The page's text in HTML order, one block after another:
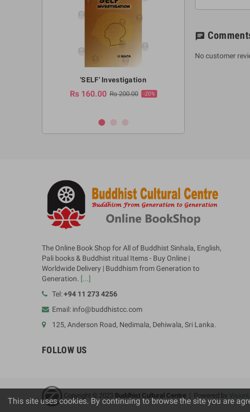
'SELF' Investigation
Rs 160.00 Rs 200.00 -20%
chat
No customer
The Online Book Shop for All of Buddhist Sinhala, English,
Pali books & Buddhist ritual Items - Buy Online |
Worldwide Delivery | Buddhism from Generation to
Generation. [...]
Tel:+94 11 273 4256
Email: info@buddhistcc.com
125, Anderson Road, Nedimala, Dehiwala, Sri Lanka.
FOLLOW US
Copyright © 2023 Buddhist Cultural Centre | Powered by
This site uses cookies. By continuing to browse the site you are